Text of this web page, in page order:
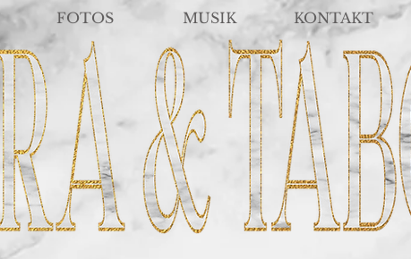
FOTOS MUSIK KONTAKT